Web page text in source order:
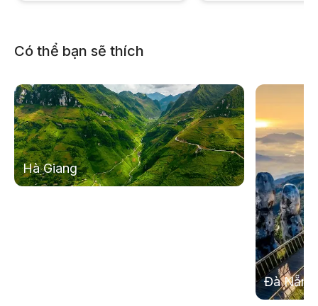
Có thể bạn sẽ thích
Hà Giang
Đà Nẵng